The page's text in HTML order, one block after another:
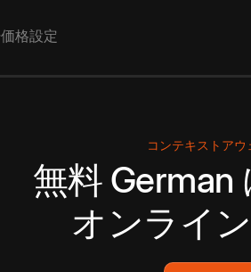
価格設定
コンテキストアウ
無料 German
オンライン